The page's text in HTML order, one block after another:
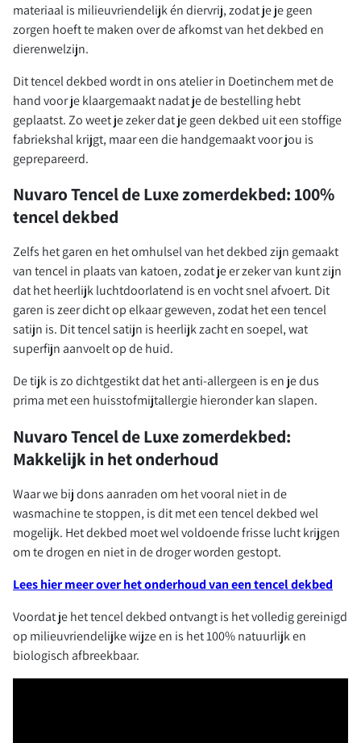
materiaal is milieuvriendelijk én diervrij, zodat je je geen
zorgen hoeft te maken over de afkomst van het dekbed en
dierenwelzijn.
Dit tencel dekbed wordt in ons atelier in Doetinchem met de
hand voor je klaargemaakt nadat je de bestelling hebt
geplaatst. Zo weet je zeker dat je geen dekbed uit een stoffige
fabriekshal krijgt, maar een die handgemaakt voor jou is
geprepareerd.
Nuvaro Tencel de Luxe zomerdekbed: 100%
tencel dekbed
Zelfs het garen en het omhulsel van het dekbed zijn gemaakt
van tencel in plaats van katoen, zodat je er zeker van kunt zijn
dat het heerlijk luchtdoorlatend is en vocht snel afvoert. Dit
garen is zeer dicht op elkaar geweven, zodat het een tencel
satijn is. Dit tencel satijn is heerlijk zacht en soepel, wat
superfijn aanvoelt op de huid.
De tijk is zo dichtgestikt dat het anti-allergeen is en je dus
prima met een huisstofmijtallergie hieronder kan slapen.
Nuvaro Tencel de Luxe zomerdekbed:
Makkelijk in het onderhoud
Waar we bij dons aanraden om het vooral niet in de
wasmachine te stoppen, is dit met een tencel dekbed wel
mogelijk. Het dekbed moet wel voldoende frisse lucht krijgen
om te drogen en niet in de droger worden gestopt.
Lees hier meer over het onderhoud van een tencel dekbed
Voordat je het tencel dekbed ontvangt is het volledig gereinigd
op milieuvriendelijke wijze en is het 100% natuurlijk en
biologisch afbreekbaar.